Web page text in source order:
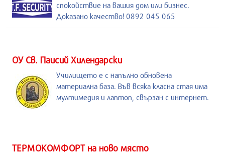
спокойствие на вашия дом или бизнес.
Доказано качество! 0892 045 065
ОУ Св. Паисий Хилендарски
Училището е с напълно обновена
материална база. Във всяка класна стая има
мултимедия и лаптоп, свързан с интернет.
ТЕРМОКОМФОРТ на ново място